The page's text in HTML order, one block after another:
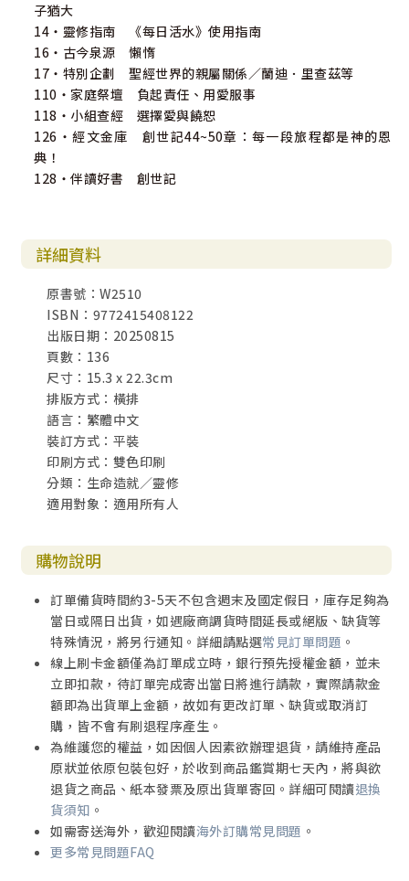
子猶大
14・靈修指南 《每日活水》使用指南
16・古今泉源 懶惰
17・特別企劃 聖經世界的親屬關係／蘭迪．里查茲等
110・家庭祭壇 負起責任、用愛服事
118・小組查經 選擇愛與饒恕
126・經文金庫 創世記44~50章：每一段旅程都是神的恩
典！
128・伴讀好書 創世記
詳細資料
原書號：W2510
ISBN：9772415408122
出版日期：20250815
頁數：136
尺寸：15.3 x 22.3cm
排版方式：橫排
語言：繁體中文
裝訂方式：平裝
印刷方式：雙色印刷
分類：生命造就／靈修
適用對象：適用所有人
購物說明
訂單備貨時間約3-5天不包含週末及國定假日，庫存足夠為
當日或隔日出貨，如遇廠商調貨時間延長或絕版、缺貨等
特殊情況，將另行通知。詳細請點選常見訂單問題 。
線上刷卡金額僅為訂單成立時，銀行預先授權金額，並未
立即扣款，待訂單完成寄出當日將進行請款，實際請款金
額即為出貨單上金額，故如有更改訂單、缺貨或取消訂
購，皆不會有刷退程序產生。
為維護您的權益，如因個人因素欲辦理退貨，請維持產品
原狀並依原包裝包好，於收到商品鑑賞期七天內，將與欲
退貨之商品、紙本發票及原出貨單寄回。詳細可閱讀退換
貨須知 。
如需寄送海外，歡迎閱讀海外訂購常見問題 。
更多常見問題FAQ